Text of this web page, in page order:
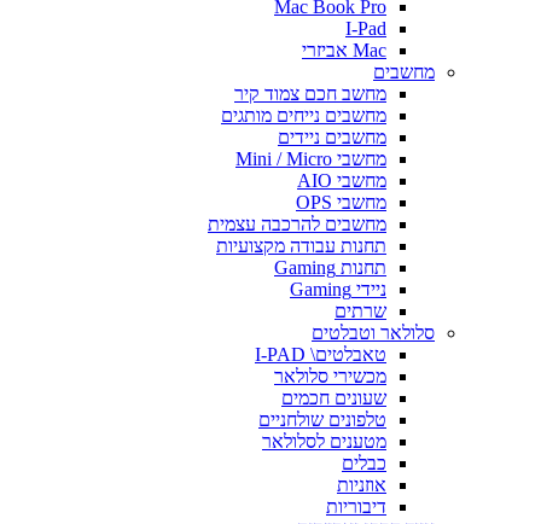
Mac Book Pro
I-Pad
Mac אביזרי
מחשבים
מחשב חכם צמוד קיר
מחשבים נייחים מותגים
מחשבים ניידים
מחשבי Mini / Micro
מחשבי AIO
מחשבי OPS
מחשבים להרכבה עצמית
תחנות עבודה מקצועיות
תחנות Gaming
ניידי Gaming
שרתים
סלולאר וטבלטים
טאבלטים\ I-PAD
מכשירי סלולאר
שעונים חכמים
טלפונים שולחניים
מטענים לסלולאר
כבלים
אוזניות
דיבוריות